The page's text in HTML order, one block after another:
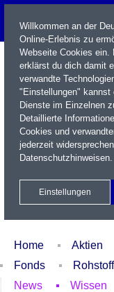
Name / WKN / ISIN / Kürzel
Xetra Realtime
Home Aktien
Fonds
News
Wissen
Willkommen an der
Online-Erlebnis zu
Webseite Cookies
erklärst du dich damit
verwandte
"Einstellungen" kannst
Dienste im Einzelnen
Detaillierte
Cookies und
jederzeit
Datenschutzhinweisen.
Einstellungen